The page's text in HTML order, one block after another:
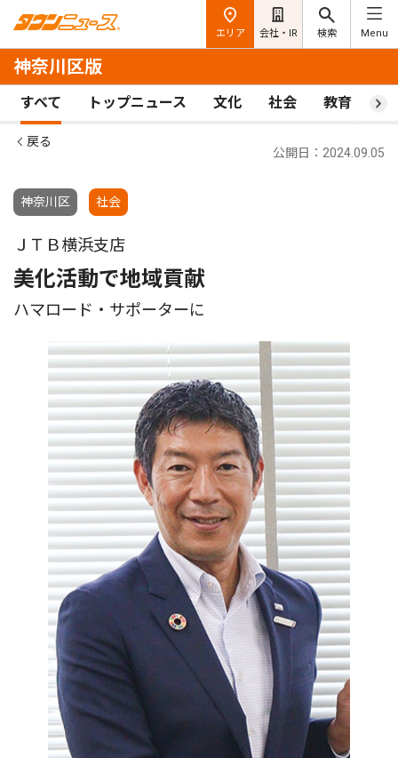
エリア 会社・IR 検索 Menu
神奈川区版
すべて トップニュース 文化 社会 教育 ス
戻る
神奈川区 社会
公開日：2024.09.05
ＪＴＢ横浜支店
美化活動で地域貢献
ハマロード・サポーターに